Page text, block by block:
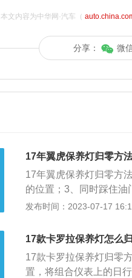
本文内容为中华网·汽车（
分享： 微
17年翼虎保养灯归零方
17年翼虎保养灯归零方
的位置；3、同时踩住油
4、在25秒后会出现
车型最大功率为245ps
一体变速箱。
发布时间：2023-07-17
17款卡罗拉保养灯怎么
17款卡罗拉保养灯归零
置，将组合仪表上的日